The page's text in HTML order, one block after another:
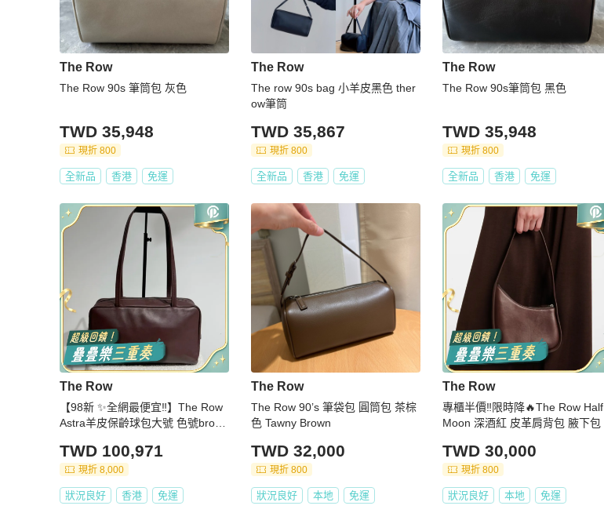
The Row
The Row 90s 筆筒包 灰色
TWD 35,948
現折 800
全新品 香港 免運
The Row
The row 90s bag 小羊皮黑色 ther
ow筆筒
TWD 35,867
現折 800
全新品 香港 免運
The Row
The Row 90s筆筒包 黑色
TWD 35,948
現折 800
全新品 香港 免運
The Row
【98新 ✨全網最便宜‼️】The Row
Astra羊皮保齡球包大號 色號brown
TWD 100,971
現折 8,000
狀況良好 香港 免運
The Row
The Row 90’s 筆袋包 圓筒包 茶棕
色 Tawny Brown
TWD 32,000
現折 800
狀況良好 本地 免運
The Row
專櫃半價‼️限時降🔥The Row Half
Moon 深酒紅 皮革肩背包 腋下包
TWD 30,000
現折 800
狀況良好 本地 免運